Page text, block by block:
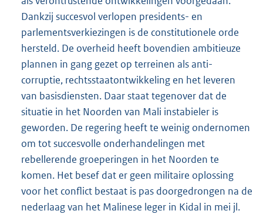
Dankzij succesvol verlopen presidents- en
parlementsverkiezingen is de constitutionele orde
hersteld. De overheid heeft bovendien ambitieuze
plannen in gang gezet op terreinen als anti-
corruptie, rechtsstaatontwikkeling en het leveren
van basisdiensten. Daar staat tegenover dat de
situatie in het Noorden van Mali instabieler is
geworden. De regering heeft te weinig ondernomen
om tot succesvolle onderhandelingen met
rebellerende groeperingen in het Noorden te
komen. Het besef dat er geen militaire oplossing
voor het conflict bestaat is pas doorgedrongen na de
nederlaag van het Malinese leger in Kidal in mei jl.